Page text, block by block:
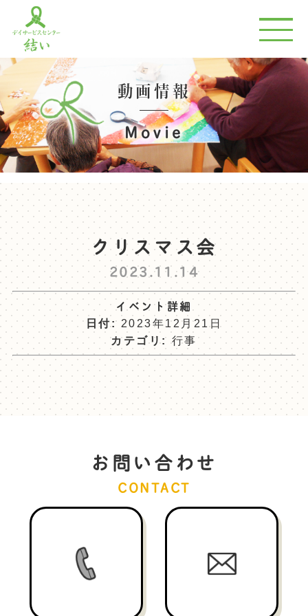
動画情報
Movie
クリスマス会
2023.11.14
イベント詳細
日付: 2023年12月21日
カテゴリ: 行事
お問い合わせ
CONTACT